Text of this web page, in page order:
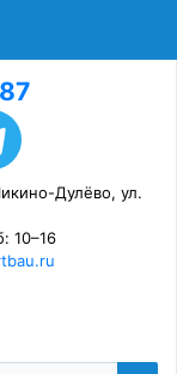
Дулёво, ул.
10–16